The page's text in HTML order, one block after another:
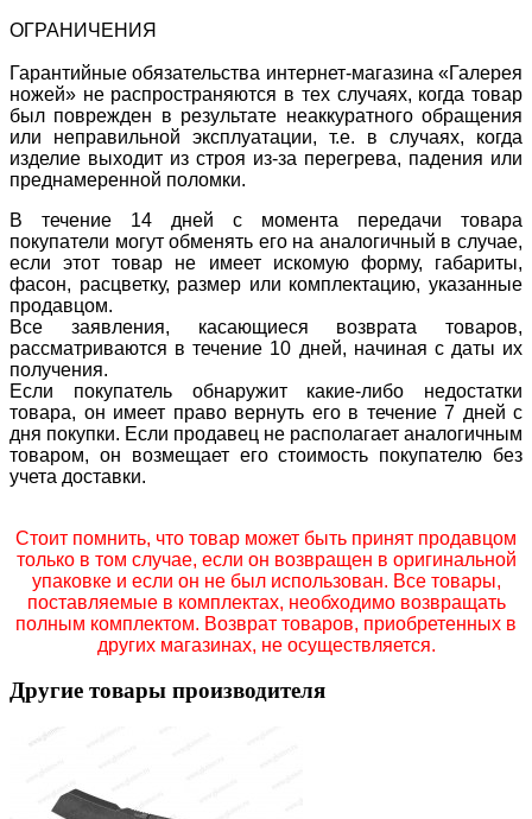
ОГРАНИЧЕНИЯ
Гарантийные обязательства интернет-магазина «Галерея
ножей» не распространяются в тех случаях, когда товар
был поврежден в результате неаккуратного обращения
или неправильной эксплуатации, т.е. в случаях, когда
изделие выходит из строя из-за перегрева, падения или
преднамеренной поломки.
В течение 14 дней с момента передачи товара
покупатели могут обменять его на аналогичный в случае,
если этот товар не имеет искомую форму, габариты,
фасон, расцветку, размер или комплектацию, указанные
продавцом.
Все заявления, касающиеся возврата товаров,
рассматриваются в течение 10 дней, начиная с даты их
получения.
Если покупатель обнаружит какие-либо недостатки
товара, он имеет право вернуть его в течение 7 дней с
дня покупки. Если продавец не располагает аналогичным
товаром, он возмещает его стоимость покупателю без
учета доставки.
Стоит помнить, что товар может быть принят продавцом
только в том случае, если он возвращен в оригинальной
упаковке и если он не был использован. Все товары,
поставляемые в комплектах, необходимо возвращать
полным комплектом. Возврат товаров, приобретенных в
других магазинах, не осуществляется.
Другие товары производителя